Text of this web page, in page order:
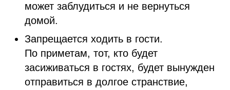
может заблудиться и не вернуться
домой.
Запрещается ходить в гости.
По приметам, тот, кто будет
засиживаться в гостях, будет вынужден
отправиться в долгое странствие,